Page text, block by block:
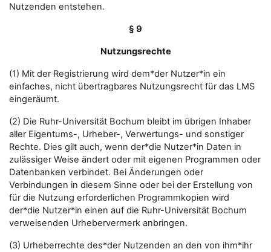
Nutzenden entstehen.
§ 9
Nutzungsrechte
(1) Mit der Registrierung wird dem*der Nutzer*in ein
einfaches, nicht übertragbares Nutzungsrecht für das LMS
eingeräumt.
(2) Die Ruhr-Universität Bochum bleibt im übrigen Inhaber
aller Eigentums-, Urheber-, Verwertungs- und sonstiger
Rechte. Dies gilt auch, wenn der*die Nutzer*in Daten in
zulässiger Weise ändert oder mit eigenen Programmen oder
Datenbanken verbindet. Bei Änderungen oder
Verbindungen in diesem Sinne oder bei der Erstellung von
für die Nutzung erforderlichen Programmkopien wird
der*die Nutzer*in einen auf die Ruhr-Universität Bochum
verweisenden Urhebervermerk anbringen.
(3) Urheberrechte des*der Nutzenden an den von ihm*ihr